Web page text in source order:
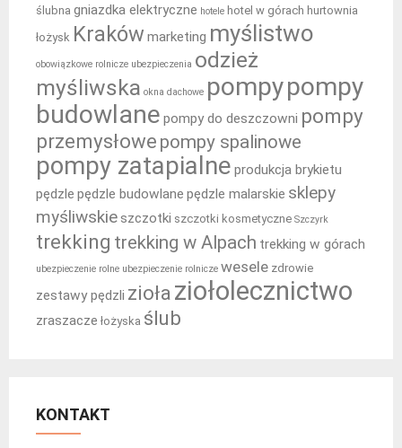
ślubna gniazdka elektryczne hotele hotel w górach hurtownia
łożysk Kraków marketing myślistwo
obowiązkowe rolnicze ubezpieczenia odzież
myśliwska okna dachowe pompypompy
budowlane pompy do deszczowni pompy
przemysłowe pompy spalinowe
pompy zatapialne produkcja brykietu
pędzle pędzle budowlane pędzle malarskie sklepy
myśliwskieszczotki szczotki kosmetyczne Szczyrk
trekking trekking w Alpach trekking w górach
ubezpieczenie rolne ubezpieczenie rolnicze wesele zdrowie
zestawy pędzli zioła ziołolecznictwo
zraszacze łożyska ślub
KONTAKT